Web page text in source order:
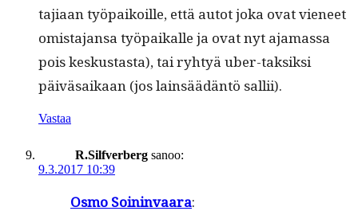
ta­ji­aan työ­paikoille, että autot joka ovat vie­neet
omis­ta­jansa työ­paikalle ja ovat nyt aja­mas­sa
pois keskus­tas­ta), tai ryhtyä uber-tak­sik­si
päivä­saikaan (jos lain­säädän­tö sallii).
Vastaa
R.Silfverberg sanoo:
9.3.2017 10:39
Osmo Soin­in­vaara: